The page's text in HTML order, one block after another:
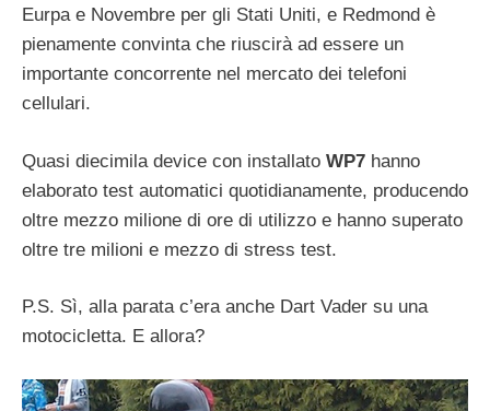
Eurpa e Novembre per gli Stati Uniti, e Redmond è
pienamente convinta che riuscirà ad essere un
importante concorrente nel mercato dei telefoni
cellulari.
Quasi diecimila device con installato WP7 hanno
elaborato test automatici quotidianamente, producendo
oltre mezzo milione di ore di utilizzo e hanno superato
oltre tre milioni e mezzo di stress test.
P.S. Sì, alla parata c’era anche Dart Vader su una
motocicletta. E allora?